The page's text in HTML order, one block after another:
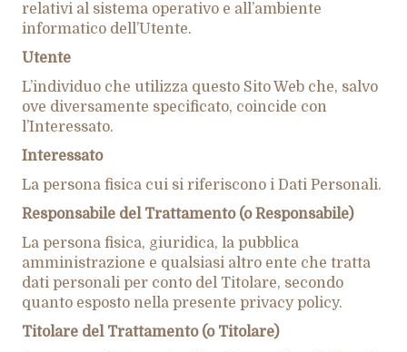
relativi al sistema operativo e all’ambiente
informatico dell’Utente.
Utente
L’individuo che utilizza questo Sito Web che, salvo
ove diversamente specificato, coincide con
l’Interessato.
Interessato
La persona fisica cui si riferiscono i Dati Personali.
Responsabile del Trattamento (o Responsabile)
La persona fisica, giuridica, la pubblica
amministrazione e qualsiasi altro ente che tratta
dati personali per conto del Titolare, secondo
quanto esposto nella presente privacy policy.
Titolare del Trattamento (o Titolare)